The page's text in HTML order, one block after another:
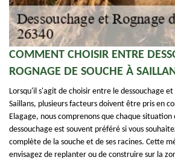
COMMENT CHOISIR ENTRE
ROGNAGE DE SOUCHE À
Lorsqu'il s'agit de choisir entre le dessouchage
Saillans, plusieurs facteurs doivent être pris en
Elagage, nous comprenons que chaque situation
dessouchage est souvent préféré si vous
complète de la souche et de ses racines. Cette
envisagez de replanter ou de construire sur la